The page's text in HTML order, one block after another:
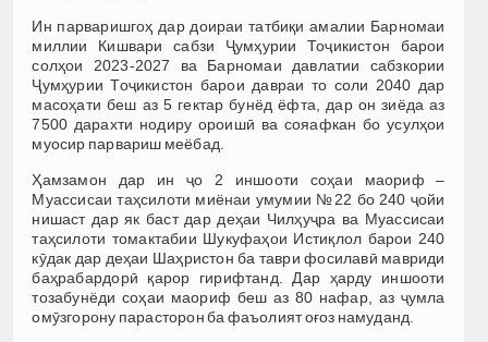
Ин парваришгоҳ дар доираи татбиқи амалии Барномаи
миллии Кишвари сабзи Ҷумҳурии Тоҷикистон барои
солҳои 2023-2027 ва Барномаи давлатии сабзкории
Ҷумҳурии Тоҷикистон барои давраи то соли 2040 дар
масоҳати беш аз 5 гектар бунёд ёфта, дар он зиёда аз
7500 дарахти нодиру ороишӣ ва сояафкан бо усулҳои
муосир парвариш меёбад.
Ҳамзамон дар ин ҷо 2 иншооти соҳаи маориф –
Муассисаи таҳсилоти миёнаи умумии №22 бо 240 ҷойи
нишаст дар як баст дар деҳаи Чилҳуҷра ва Муассисаи
таҳсилоти томактабии Шукуфаҳои Истиқлол барои 240
кӯдак дар деҳаи Шаҳристон ба таври фосилавӣ мавриди
баҳрабардорӣ қарор гирифтанд. Дар ҳарду иншооти
тозабунёди соҳаи маориф беш аз 80 нафар, аз ҷумла
омӯзгорону парасторон ба фаъолият оғоз намуданд.